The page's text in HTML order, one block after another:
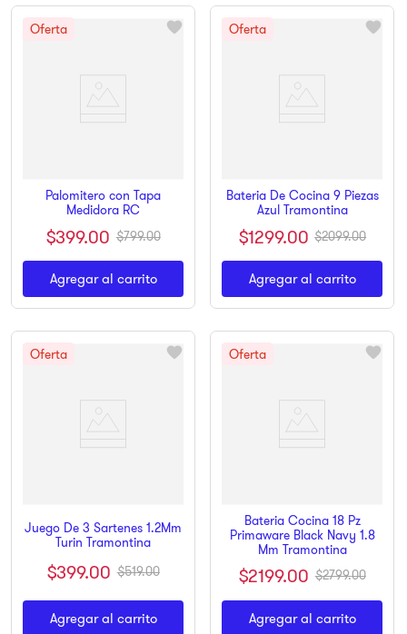
Palomitero con Tapa
Medidora RC
$399.00 $799.00
Agregar al carrito
Bateria De Cocina 9 Piezas
Azul Tramontina
$1299.00 $2099.00
Agregar al carrito
Juego De 3 Sartenes 1.2Mm
Turin Tramontina
$399.00 $519.00
Agregar al carrito
Bateria Cocina 18 Pz
Primaware Black Navy 1.8
Mm Tramontina
$2199.00 $2799.00
Agregar al carrito